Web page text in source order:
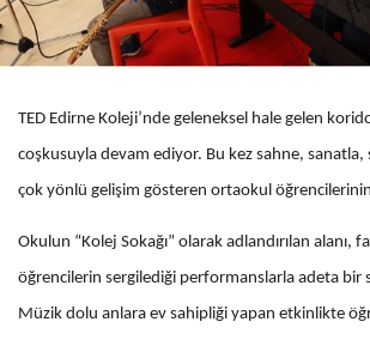
TED Edirne Koleji’nde geleneksel hale gelen
coşkusuyla devam ediyor. Bu kez sahne, sanatla,
çok yönlü gelişim gösteren ortaokul
Okulun “Kolej Sokağı” olarak adlandırılan alanı,
öğrencilerin sergilediği performanslarla adeta bir
Müzik dolu anlara ev sahipliği yapan etkinlikte